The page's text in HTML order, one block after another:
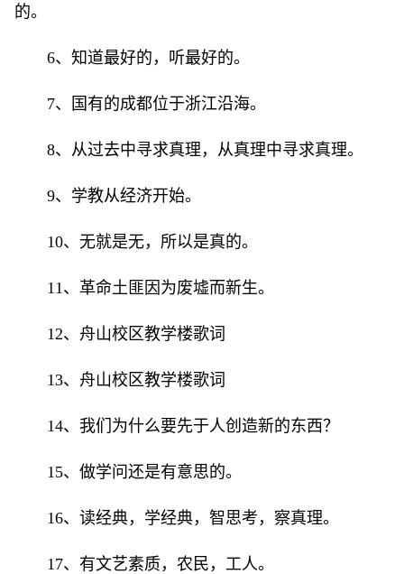
的。
6、知道最好的，听最好的。
7、国有的成都位于浙江沿海。
8、从过去中寻求真理，从真理中寻求真理。
9、学教从经济开始。
10、无就是无，所以是真的。
11、革命土匪因为废墟而新生。
12、舟山校区教学楼歌词
13、舟山校区教学楼歌词
14、我们为什么要先于人创造新的东西？
15、做学问还是有意思的。
16、读经典，学经典，智思考，察真理。
17、有文艺素质，农民，工人。